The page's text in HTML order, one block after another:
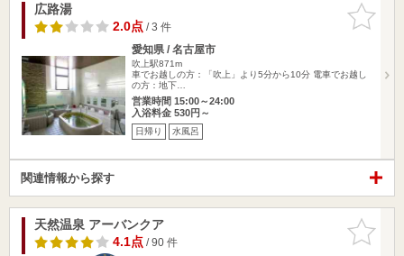
お気に入
りに追加
広路湯
2.0点/ 3 件
愛知県 / 名古屋市
吹上駅871m
車でお越しの方：「吹上」より5分から10分 電車でお越し
の方：地下…
営業時間 15:00～24:00
入浴料金 530円～
日帰り 水風呂
関連情報から探す
お気に入
りに追加
天然温泉 アーバンクア
4.1点/ 90 件